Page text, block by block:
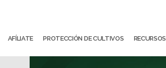
AFÍLIATE PROTECCIÓN DE CULTIVOS RECURSOS